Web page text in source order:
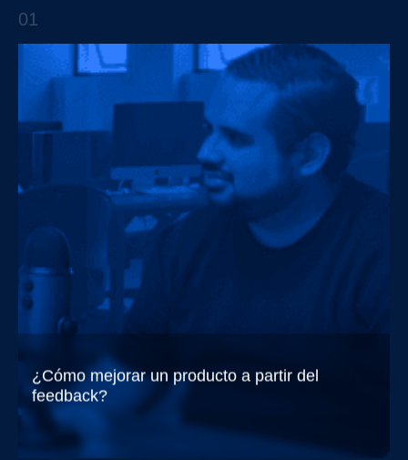
Trendsetters EP. 5 con Carlos Beltrán
01
¿Cómo mejorar un producto a partir del
feedback?